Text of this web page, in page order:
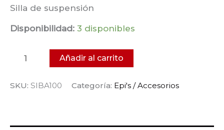
Silla de suspensión
Disponibilidad: 3 disponibles
Añadir al carrito
SKU: SIBA100 Categoría: Epi's / Accesorios